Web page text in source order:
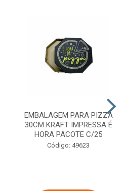
EMBALAGEM PARA PIZZA
30CM KRAFT IMPRESSA É
HORA PACOTE C/25
Código: 49623